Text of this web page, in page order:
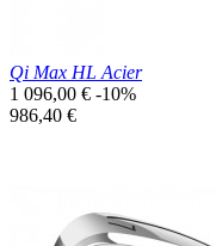
Qi Max HL Acier
Prix
de
1 096,00 € -10%
Prix
986,40 €
Prix réduit